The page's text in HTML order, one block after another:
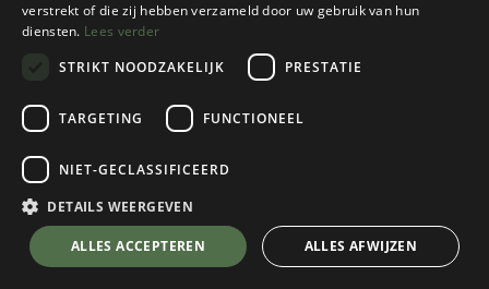
Victorinox
Swiss Army Knife Huntsman
Red
€44,95
💬 Stel je vraag over dit product via WhatsApp
verstrekt of die zij hebben verzameld door uw gebruik van hun
diensten. Lees verder
STRIKT NOODZAKELIJK
PRESTATIE
TARGETING FUNCTIONEEL
NIET-GECLASSIFICEERD
DETAILS WEERGEVEN
ALLES ACCEPTEREN ALLES AFWIJZEN